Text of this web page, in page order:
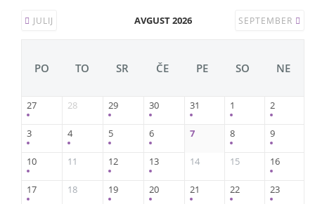
JULIJ AVGUST 2026 SEPTEMBER
PO TO SR ČE PE SO NE
27 28 29 30 31 1 2
3 4 5 6 7 8 9
10 11 12 13 14 15 16
17 18 19 20 21 22 23